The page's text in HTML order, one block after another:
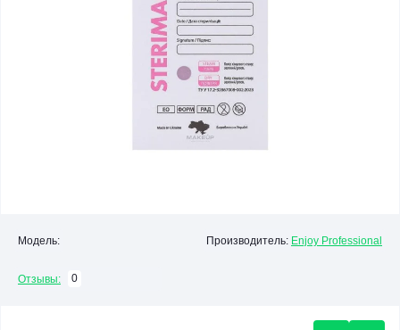
Модель: Производитель: Enjoy Professional
Отзывы: 0